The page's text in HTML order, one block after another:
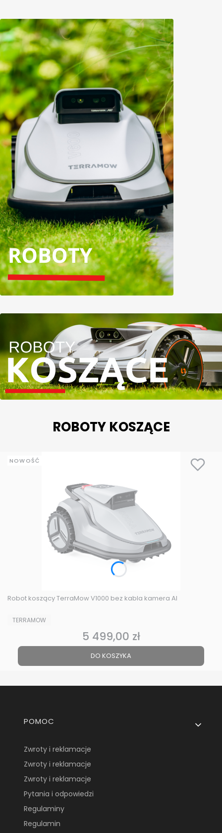
ROBOTY KOSZĄCE
NOWOŚĆ
Robot koszący TerraMow V1000 bez kabla kamera AI
PRODUCENT
TERRAMOW
Cena
5 499,00 zł
DO KOSZYKA
Linki w stopce
POMOC
Zwroty i reklamacje
Zwroty i reklamacje
Zwroty i reklamacje
Pytania i odpowiedzi
Regulaminy
Regulamin